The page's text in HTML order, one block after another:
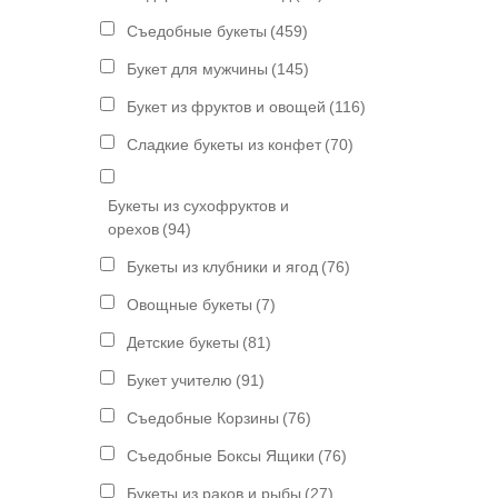
Съедобные букеты (459)
Букет для мужчины (145)
Букет из фруктов и овощей (116)
Сладкие букеты из конфет (70)
Букеты из сухофруктов и
орехов (94)
Букеты из клубники и ягод (76)
Овощные букеты (7)
Детские букеты (81)
Букет учителю (91)
Съедобные Корзины (76)
Съедобные Боксы Ящики (76)
Букеты из раков и рыбы (27)